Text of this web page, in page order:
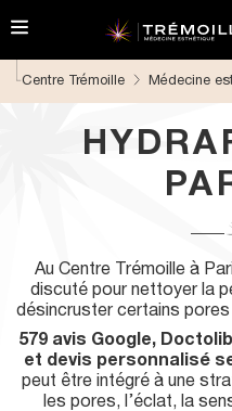
ACHETER
Rechercher
Centre Trémoille Médecine
Au Centre Trémoille à
discuté pour nettoyer la
désincruster certains
579 avis Google,
et devis personnalisé
peut être intégré à une
les pores, l’éclat, la